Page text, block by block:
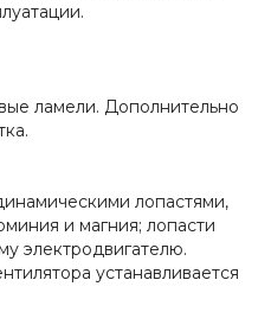
ламели. Дополнительно
лопастями,
и магния; лопасти
электродвигателю.
устанавливается